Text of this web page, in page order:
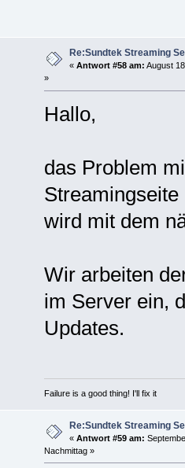
Re:Sundtek Streaming
« Antwort #58 am: August
»
Hallo,
das Problem
wird mit dem
Wir arbeiten
im Server ein,
Updates.
Failure is a good thing! I'll fix it
Re:Sundtek Streaming
« Antwort #59 am:
Nachmittag »